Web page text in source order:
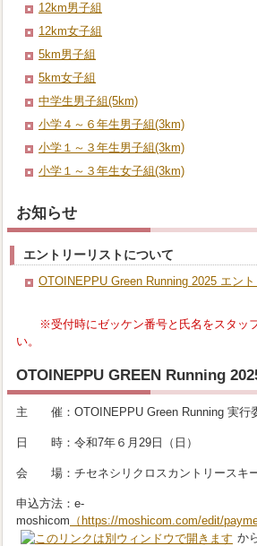
12km男子組
12km女子組
5km男子組
5km女子組
中学生男子組(5km)
小学４～６年生男子組(3km)
小学１～３年生男子組(3km)
小学１～３年生女子組(3km)
お知らせ
エントリーリストについて
OTOINEPPU Green Running 2025 エント
※受付時にゼッケン番号と氏名をスタッフ
い。
OTOINEPPU GREEN Running
主 催：OTOINEPPU Green Running 実行
日 時：令和7年６月29日（日）
会 場：チセネシリクロスカントリースキ
申込方法：e-
moshicom （https://moshicom.com/edit/
か